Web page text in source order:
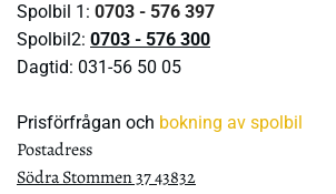
Spolbil 1: 0703 - 576 397
Spolbil2: 0703 - 576 300
Dagtid: 031-56 50 05
Prisförfrågan och bokning av spolbil
Postadress
Södra Stommen 37 43832